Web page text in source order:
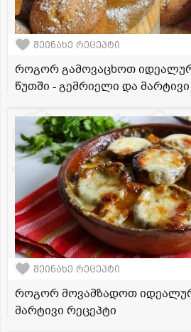
შეინახე რეცეპტი
როგორ გამოვაცხოთ
წუთში - გემრიელი და
შეინახე რეცეპტი
როგორ მოვამზადოთ
მარტივი რეცეპტი